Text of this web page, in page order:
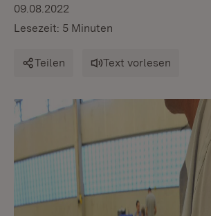
09.08.2022
Lesezeit: 5 Minuten
Teilen Text vorlesen